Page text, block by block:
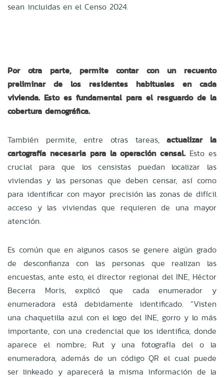
sean incluidas en el Censo 2024.
Por otra parte, permite contar con un recuento
preliminar de los residentes habituales en cada
vivienda. Esto es fundamental para el resguardo de la
cobertura demográfica.
También permite, entre otras tareas,actualizar la
cartografía necesaria para la operación censal. Esto es
crucial para que los censistas puedan localizar las
viviendas y las personas que deben censar, así como
para identificar con mayor precisión las zonas de difícil
acceso y las viviendas que requieren de una mayor
atención.
Es común que en algunos casos se genere algún grado
de desconfianza con las personas que realizan las
encuestas, ante esto, el director regional del INE, Héctor
Becerra Moris, explicó que cada enumerador y
enumeradora está debidamente identificado. “Visten
una chaquetilla azul con el logo del INE, gorro y lo más
importante, con una credencial que los identifica, donde
aparece el nombre; Rut y una fotografía del o la
enumeradora, además de un código QR el cual puede
ser linkeado y aparecerá la misma información de la